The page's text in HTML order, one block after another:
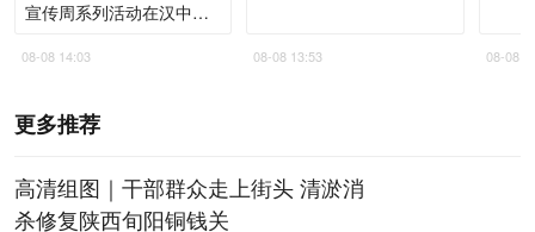
宣传周系列活动在汉中启
08-08 14:03 08-08 13:53 08-08
更多推荐
高清组图｜干部群众走上街头 清淤消
杀修复陕西旬阳铜钱关